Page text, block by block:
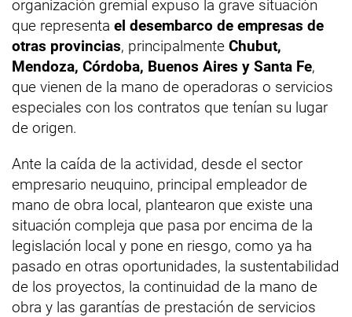
organización gremial expuso la grave situación
que representa el desembarco de empresas de
otras provincias, principalmente Chubut,
Mendoza, Córdoba, Buenos Aires y Santa Fe,
que vienen de la mano de operadoras o servicios
especiales con los contratos que tenían su lugar
de origen.
Ante la caída de la actividad, desde el sector
empresario neuquino, principal empleador de
mano de obra local, plantearon que existe una
situación compleja que pasa por encima de la
legislación local y pone en riesgo, como ya ha
pasado en otras oportunidades, la sustentabilidad
de los proyectos, la continuidad de la mano de
obra y las garantías de prestación de servicios